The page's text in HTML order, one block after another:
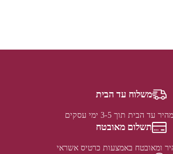
משלוח עד הבית
עד הבית תוך 3-5 ימי עסקים
תשלום מאובטח
ומאובטח באמצעות כרטיס אשראי